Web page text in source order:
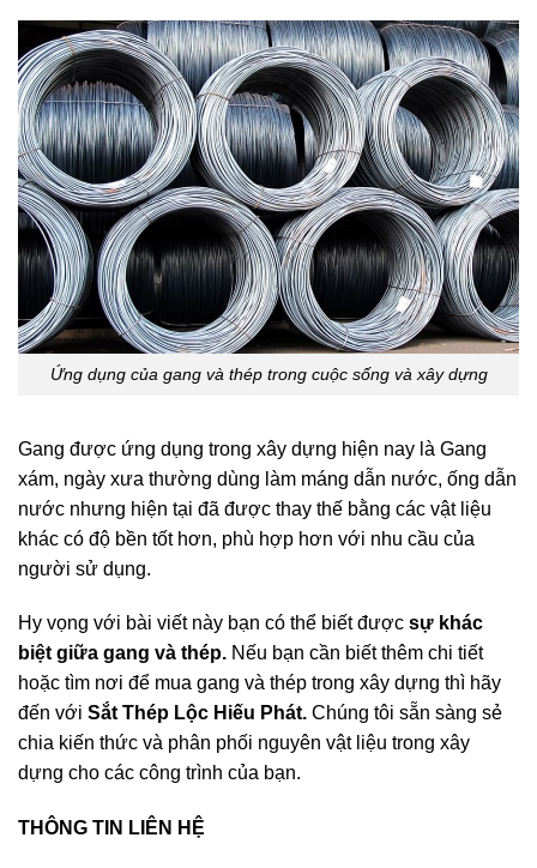
Ứng dụng của gang và thép trong cuộc sống và xây dựng
Gang được ứng dụng trong xây dựng hiện nay là Gang
xám, ngày xưa thường dùng làm máng dẫn nước, ống dẫn
nước nhưng hiện tại đã được thay thế bằng các vật liệu
khác có độ bền tốt hơn, phù hợp hơn với nhu cầu của
người sử dụng.
Hy vọng với bài viết này bạn có thể biết được sự khác
biệt giữa gang và thép. Nếu bạn cần biết thêm chi tiết
hoặc tìm nơi để mua gang và thép trong xây dựng thì hãy
đến với Sắt Thép Lộc Hiếu Phát. Chúng tôi sẵn sàng sẻ
chia kiến thức và phân phối nguyên vật liệu trong xây
dựng cho các công trình của bạn.
THÔNG TIN LIÊN HỆ